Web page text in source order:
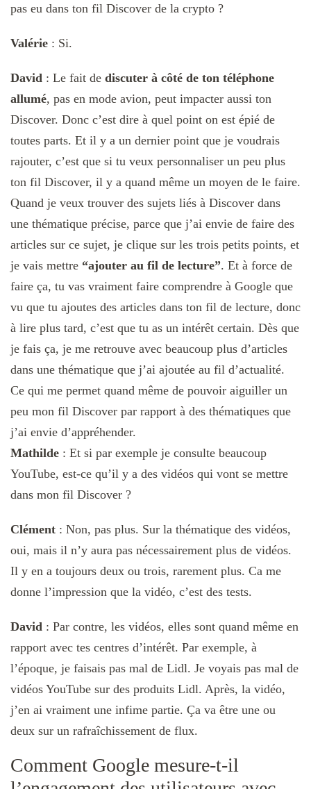
pas eu dans ton fil Discover de la crypto ?
Valérie : Si.
David : Le fait de discuter à côté de ton téléphone
allumé, pas en mode avion, peut impacter aussi ton
Discover. Donc c’est dire à quel point on est épié de
toutes parts. Et il y a un dernier point que je voudrais
rajouter, c’est que si tu veux personnaliser un peu plus
ton fil Discover, il y a quand même un moyen de le faire.
Quand je veux trouver des sujets liés à Discover dans
une thématique précise, parce que j’ai envie de faire des
articles sur ce sujet, je clique sur les trois petits points, et
je vais mettre “ajouter au fil de lecture”. Et à force de
faire ça, tu vas vraiment faire comprendre à Google que
vu que tu ajoutes des articles dans ton fil de lecture, donc
à lire plus tard, c’est que tu as un intérêt certain. Dès que
je fais ça, je me retrouve avec beaucoup plus d’articles
dans une thématique que j’ai ajoutée au fil d’actualité.
Ce qui me permet quand même de pouvoir aiguiller un
peu mon fil Discover par rapport à des thématiques que
j’ai envie d’appréhender.
Mathilde : Et si par exemple je consulte beaucoup
YouTube, est-ce qu’il y a des vidéos qui vont se mettre
dans mon fil Discover ?
Clément : Non, pas plus. Sur la thématique des vidéos,
oui, mais il n’y aura pas nécessairement plus de vidéos.
Il y en a toujours deux ou trois, rarement plus. Ca me
donne l’impression que la vidéo, c’est des tests.
David : Par contre, les vidéos, elles sont quand même en
rapport avec tes centres d’intérêt. Par exemple, à
l’époque, je faisais pas mal de Lidl. Je voyais pas mal de
vidéos YouTube sur des produits Lidl. Après, la vidéo,
j’en ai vraiment une infime partie. Ça va être une ou
deux sur un rafraîchissement de flux.
Comment Google mesure-t-il